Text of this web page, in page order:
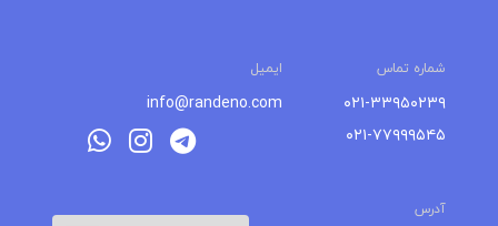
شماره تماس ایمیل
۰۲۱-۳۳۹۵۰۲۳۹
۰۲۱-۷۷۹۹۹۵۴۵
info@randeno.com
آدرس